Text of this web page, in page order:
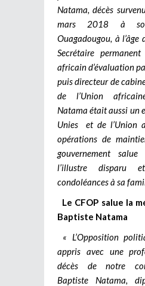
Natama, décès
mars 2018 à
Ouagadougou, à l’âge
Secrétaire
africain d’évaluation
puis directeur de
de l’Union
Natama était aussi un
Unies et de l’Union
opérations de
gouvernement
l’illustre disparu
condoléances à sa
Le CFOP salue la
Baptiste Natama
« L’Opposition
appris avec une
décès de notre
Baptiste Natama,